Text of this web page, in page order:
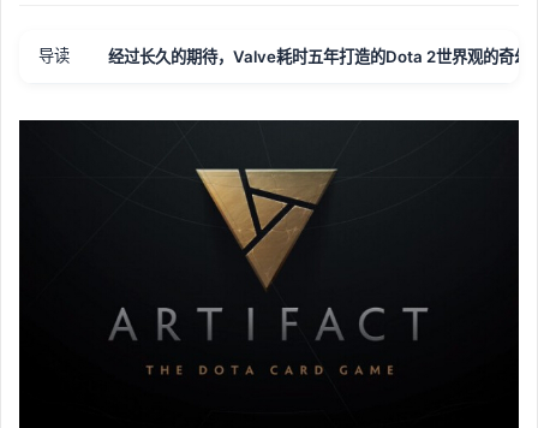
i
g
t
导读 经过长久的期待，Valve耗时五年打造的Dota 2世界观的奇